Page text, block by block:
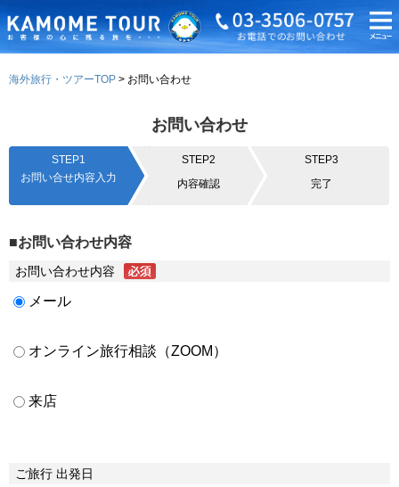
海外旅行・ツアーTOP お問い合わせ
お問い合わせ
STEP1
お問い合せ内容入力
STEP2
内容確認
STEP3
完了
■お問い合わせ内容
お問い合わせ内容
メール
オンライン旅行相談（ZOOM）
来店
ご旅行 出発日